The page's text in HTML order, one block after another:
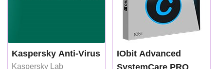
Kaspersky Anti-Virus
Kaspersky Lab
IObit Advanced
SystemCare PRO